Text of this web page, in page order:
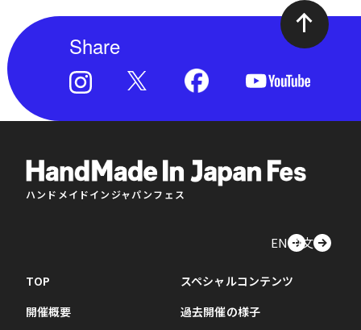
Share
ハンドメイドインジャパンフェス
EN中文
TOP
開催概要
スペシャルコンテンツ
過去開催の様子